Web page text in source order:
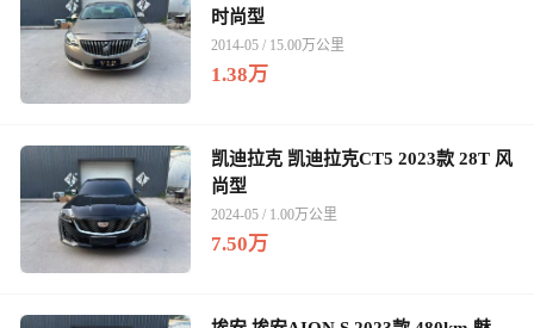
时尚型
2014-05 / 15.00万公里
1.38万
凯迪拉克 凯迪拉克CT5 2023款 28T 风
尚型
2024-05 / 1.00万公里
7.50万